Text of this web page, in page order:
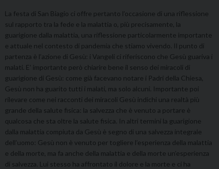
La festa di San Biagio ci offre pertanto l’occasione di una riflessione
sul rapporto tra la fede e la malattia o, più precisamente, la
guarigione dalla malattia, una riflessione particolarmente importante
e attuale nel contesto di pandemia che stiamo vivendo. Il punto di
partenza è l’azione di Gesù: i Vangeli ci riferiscono che Gesù guariva i
malati. E’ importante però chiarire bene il senso dei miracoli di
guarigione di Gesù: come già facevano notare i Padri della Chiesa,
Gesù non ha guarito tutti i malati, ma solo alcuni. Importante poi
rilevare come nei racconti dei miracoli Gesù indichi una realtà più
grande della salute fisica: la salvezza che è venuto a portare è
qualcosa che sta oltre la salute fisica. In altri termini la guarigione
dalla malattia compiuta da Gesù è segno di una salvezza integrale
dell’uomo: Gesù non è venuto per togliere l’esperienza della malattia
e della morte, ma fa anche della malattia e della morte un’esperienza
di salvezza. Lui stesso ha affrontato il dolore e la morte e ci ha